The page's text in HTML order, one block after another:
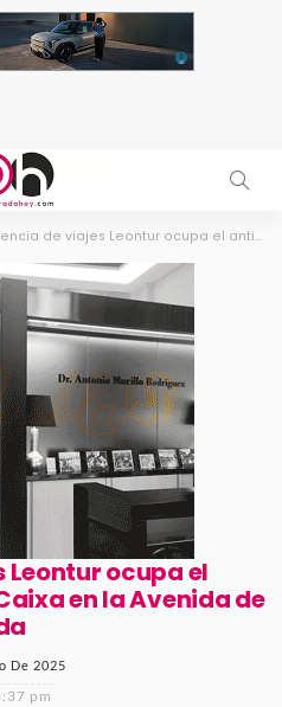
viajes Leontur ocupa el antiguo local de La Caixa en la Avenida de España de Ponferrada
Leontur ocupa el
en la Avenida de
De 2025
pm